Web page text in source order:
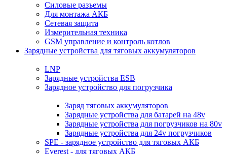
Силовые разъемы
Для монтажа АКБ
Сетевая защита
Измерительная техника
GSM управление и контроль котлов
Зарядные устройства для тяговых аккумуляторов
LNP
Зарядные устройства ESB
Зарядное устройство для погрузчика
Заряд тяговых аккумуляторов
Зарядные устройства для батарей на 48v
Зарядные устройства для погрузчиков на 80v
Зарядные устройства для 24v погрузчиков
SPE - зарядное устройство для тяговых АКБ
Everest - для тяговых АКБ